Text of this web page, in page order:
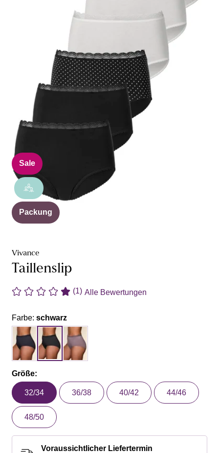
Sale
Packung
Vivance
Taillenslip
(1) Alle Bewertungen
Farbe: schwarz
Größe:
32/34 36/38 40/42 44/46
48/50
Voraussichtlicher Liefertermin